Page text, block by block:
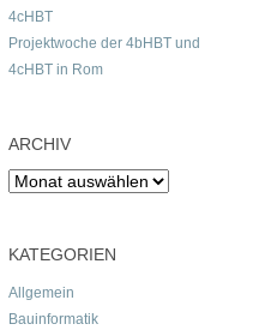
4cHBT
Projektwoche der 4bHBT und
4cHBT in Rom
ARCHIV
Archiv
KATEGORIEN
Allgemein
Bauinformatik